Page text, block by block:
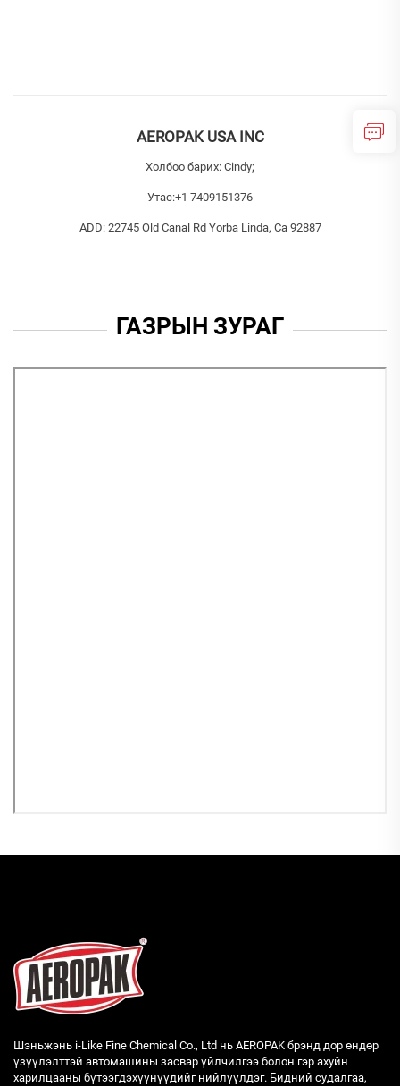
AEROPAK USA INC
Холбоо барих: Cindy;
Утас:+1 7409151376
ADD: 22745 Old Canal Rd Yorba Linda, Ca 92887
ГАЗРЫН ЗУРАГ
Шэньжэнь i-Like Fine Chemical Co., Ltd нь AEROPAK брэнд дор өндөр
үзүүлэлттэй автомашины засвар үйлчилгээ болон гэр ахуйн
харилцааны бүтээгдэхүүнүүдийг нийлүүлдэг. Бидний судалгаа,